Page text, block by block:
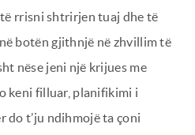
rrisni shtrirjen tuaj dhe të
botën gjithnjë në zhvillim të
nëse jeni një krijues me
keni filluar, planifikimi i
do t’ju ndihmojë ta çoni